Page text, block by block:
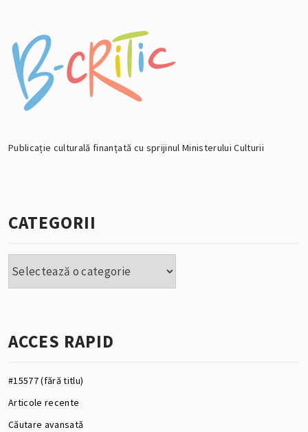
Publicație culturală finanțată cu sprijinul Ministerului Culturii
CATEGORII
ACCES RAPID
#15577 (fără titlu)
Articole recente
Căutare avansată